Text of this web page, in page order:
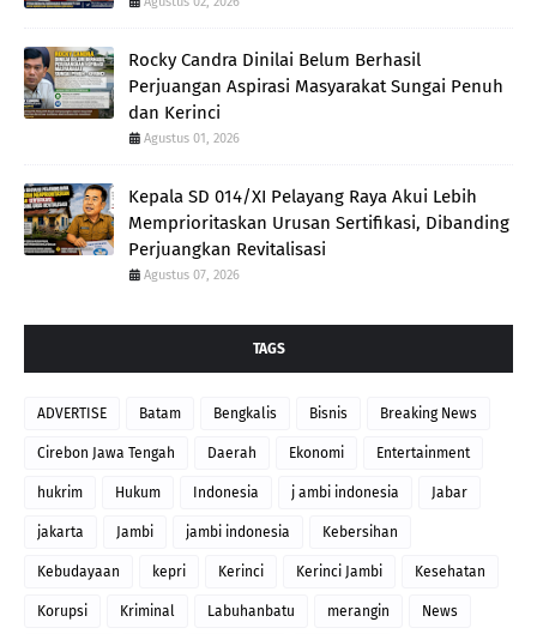
Rocky Candra Dinilai Belum Berhasil
Perjuangan Aspirasi Masyarakat Sungai Penuh
dan Kerinci
Agustus 01, 2026
Kepala SD 014/XI Pelayang Raya Akui Lebih
Memprioritaskan Urusan Sertifikasi, Dibanding
Perjuangkan Revitalisasi
Agustus 07, 2026
TAGS
ADVERTISE Batam Bengkalis Bisnis Breaking News
Cirebon Jawa Tengah Daerah Ekonomi Entertainment
hukrim Hukum Indonesia j ambi indonesia Jabar
jakarta Jambi jambi indonesia Kebersihan
Kebudayaan kepri Kerinci Kerinci Jambi Kesehatan
Korupsi Kriminal Labuhanbatu merangin News